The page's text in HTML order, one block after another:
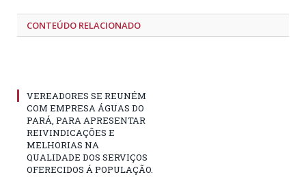
CONTEÚDO RELACIONADO
VEREADORES SE REUNÉM
COM EMPRESA ÁGUAS DO
PARÁ, PARA APRESENTAR
REIVINDICAÇÕES E
MELHORIAS NA
QUALIDADE DOS SERVIÇOS
OFERECIDOS Á POPULAÇÃO.